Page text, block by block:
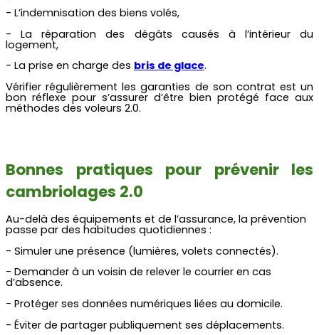
- L’indemnisation des biens volés,
- La réparation des dégâts causés à l’intérieur du
logement,
- La prise en charge des bris de glace.
Vérifier régulièrement les garanties de son contrat est un
bon réflexe pour s’assurer d’être bien protégé face aux
méthodes des voleurs 2.0.
Bonnes pratiques pour prévenir les
cambriolages 2.0
Au-delà des équipements et de l’assurance, la prévention
passe par des habitudes quotidiennes :
- Simuler une présence (lumières, volets connectés).
- Demander à un voisin de relever le courrier en cas
d’absence.
- Protéger ses données numériques liées au domicile.
- Éviter de partager publiquement ses déplacements.